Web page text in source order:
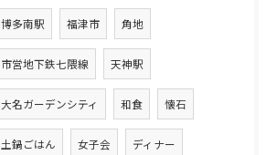
博多南駅 福津市 角地
市営地下鉄七隈線 天神駅
大名ガーデンシティ 和食 懐石
土鍋ごはん 女子会 ディナー